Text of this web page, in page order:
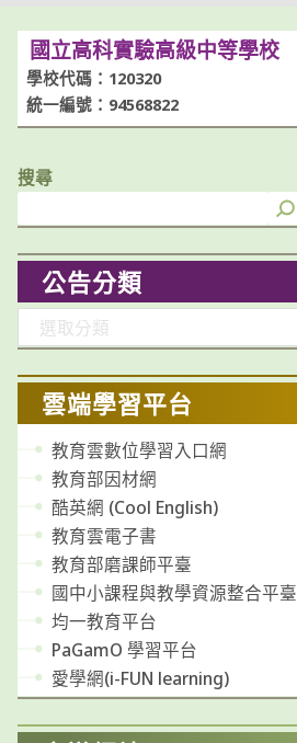
國立高科實驗高級中等學校
學校代碼：120320
統一編號：94568822
搜尋
公告分類
類
雲端學習平台
教育雲數位學習入口網
教育部因材網
酷英網 (Cool English)
教育雲電子書
教育部磨課師平臺
國中小課程與教學資源整合平臺
均一教育平台
PaGamO 學習平台
愛學網(i-FUN learning)